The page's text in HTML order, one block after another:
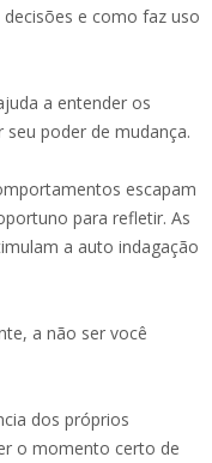
e como faz uso
a entender os
poder de mudança.
escapam
para refletir. As
a auto indagação
a não ser você
dos próprios
o momento certo de